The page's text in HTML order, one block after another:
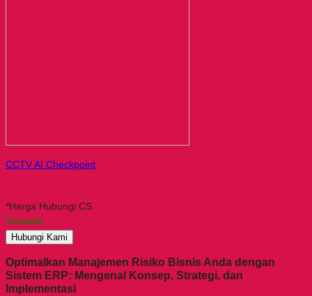
CCTV AI Checkpoint
*Harga Hubungi CS
Tersedia
Hubungi Kami
Optimalkan Manajemen Risiko Bisnis Anda dengan
Sistem ERP: Mengenal Konsep, Strategi, dan
Implementasi